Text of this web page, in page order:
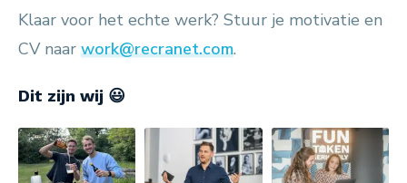
Klaar voor het echte werk? Stuur je motivatie en
CV naar work@recranet.com.
Dit zijn wij 😃